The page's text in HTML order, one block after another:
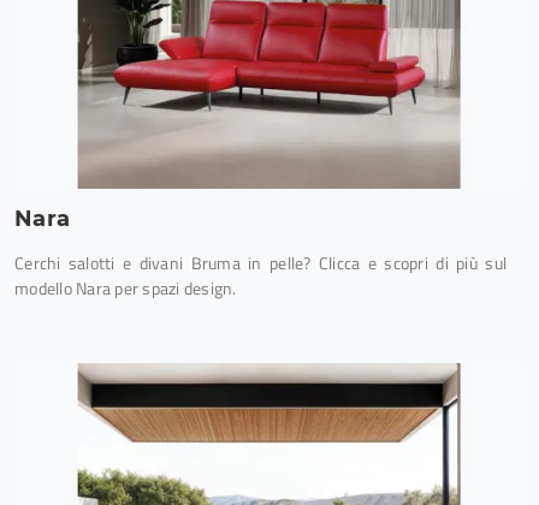
Nara
Cerchi salotti e divani Bruma in pelle? Clicca e scopri di più sul
modello Nara per spazi design.